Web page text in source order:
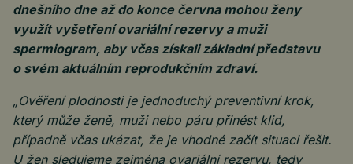
dnešního dne až do konce června mohou ženy
využít vyšetření ovariální rezervy a muži
spermiogram, aby včas získali základní představu
o svém aktuálním reprodukčním zdraví.
„Ověření plodnosti je jednoduchý preventivní krok,
který může ženě, muži nebo páru přinést klid,
případně včas ukázat, že je vhodné začít situaci řešit.
U žen sledujeme zejména ovariální rezervu, tedy